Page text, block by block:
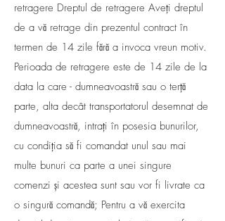
retragere Dreptul de retragere Aveți dreptul
de a vă retrage din prezentul contract în
termen de 14 zile fără a invoca vreun motiv.
Perioada de retragere este de 14 zile de la
data la care - dumneavoastră sau o terță
parte, alta decât transportatorul desemnat de
dumneavoastră, intrați în posesia bunurilor,
cu condiția să fi comandat unul sau mai
multe bunuri ca parte a unei singure
comenzi și acestea sunt sau vor fi livrate ca
o singură comandă; Pentru a vă exercita